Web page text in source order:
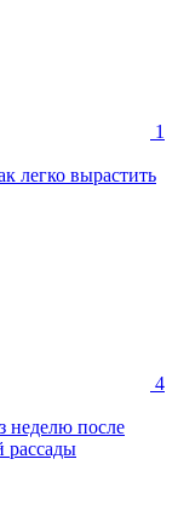
1
легко вырастить
4
неделю после
рассады